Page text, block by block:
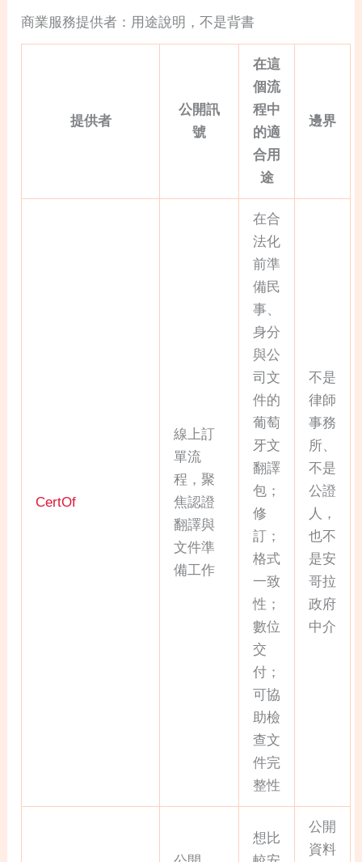
商業服務提供者：用途說明，不是背書
提供者
公開訊
號
在這
個流
程中
的適
合用
途
邊界
CertOf
線上訂
單流
程，聚
焦認證
翻譯與
文件準
備工作
在合
法化
前準
備民
事、
身分
與公
司文
件的
葡萄
牙文
翻譯
包；
修
訂；
格式
一致
性；
數位
交
付；
可協
助檢
查文
件完
整性
不是
律師
事務
所、
不是
公證
人，
也不
是安
哥拉
政府
中介
想比
公開
資料